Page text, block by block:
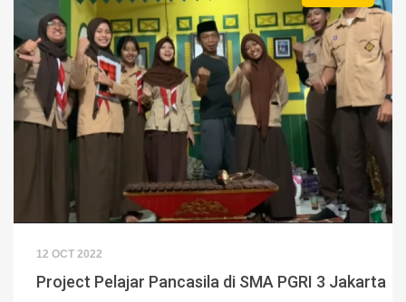
12 OCT 2022
Project Pelajar Pancasila di SMA PGRI 3 Jakarta